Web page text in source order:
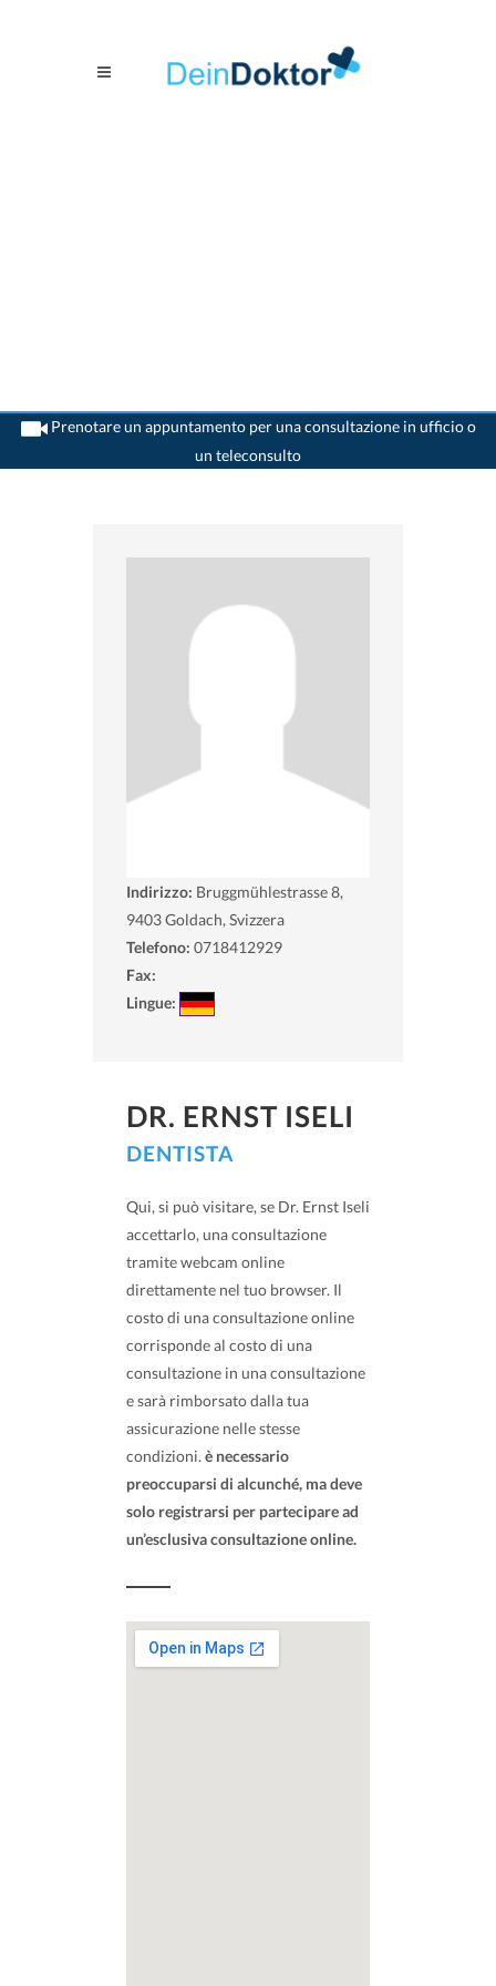
Prenotare un appuntamento per una consultazione in ufficio o
un teleconsulto
>Dentista>Goldach>Dr. Ernst Iseli>Consultazione con Dr. Ernst Iseli
Indirizzo: Bruggmühlestrasse 8,
9403Goldach, Svizzera
Telefono: 0718412929
Fax:
Lingue:
DR. ERNST ISELI
DENTISTA
Qui, si può visitare, se Dr. Ernst Iseli
accettarlo, una consultazione
tramite webcam online
direttamente nel tuo browser. Il
costo di una consultazione online
corrisponde al costo di una
consultazione in una consultazione
e sarà rimborsato dalla tua
assicurazione nelle stesse
condizioni. è necessario
preoccuparsi di alcunché, ma deve
solo registrarsi per partecipare ad
un’esclusiva consultazione online.